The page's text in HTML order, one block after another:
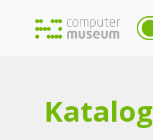
Katalog